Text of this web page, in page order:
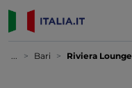
... Bari Riviera